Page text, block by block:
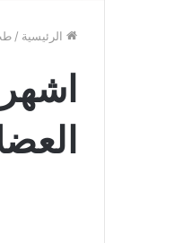
الرئيسية /